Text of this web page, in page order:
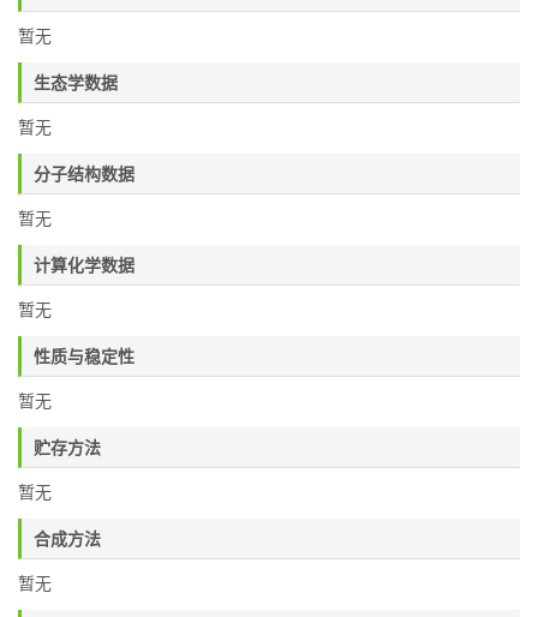
暂无
生态学数据
暂无
分子结构数据
暂无
计算化学数据
暂无
性质与稳定性
暂无
贮存方法
暂无
合成方法
暂无